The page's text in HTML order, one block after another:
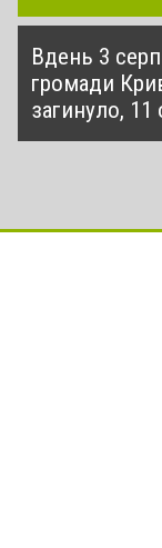
Вдень 3
громади
загинуло,